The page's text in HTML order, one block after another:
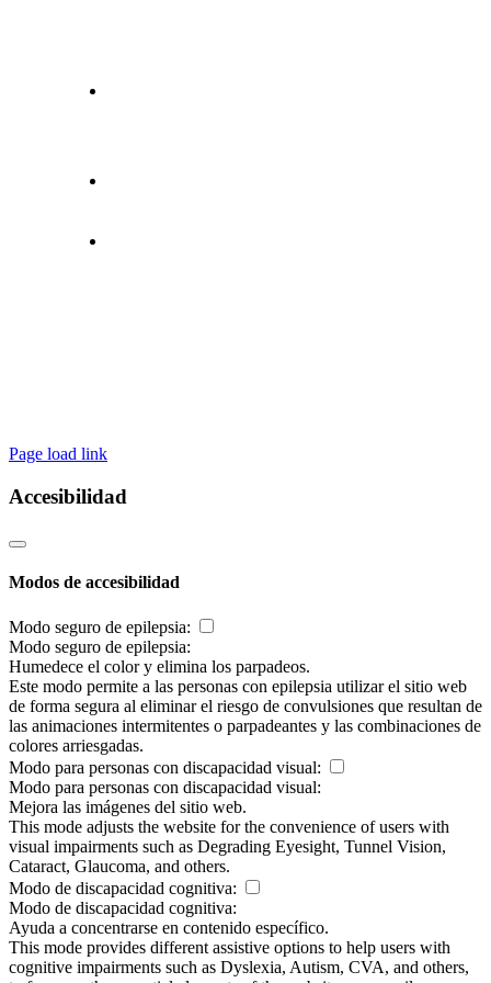
Page load link
Accesibilidad
Modos de accesibilidad
Modo seguro de epilepsia:
Modo seguro de epilepsia:
Humedece el color y elimina los parpadeos.
Este modo permite a las personas con epilepsia utilizar el sitio web
de forma segura al eliminar el riesgo de convulsiones que resultan de
las animaciones intermitentes o parpadeantes y las combinaciones de
colores arriesgadas.
Modo para personas con discapacidad visual:
Modo para personas con discapacidad visual:
Mejora las imágenes del sitio web.
This mode adjusts the website for the convenience of users with
visual impairments such as Degrading Eyesight, Tunnel Vision,
Cataract, Glaucoma, and others.
Modo de discapacidad cognitiva:
Modo de discapacidad cognitiva:
Ayuda a concentrarse en contenido específico.
This mode provides different assistive options to help users with
cognitive impairments such as Dyslexia, Autism, CVA, and others,